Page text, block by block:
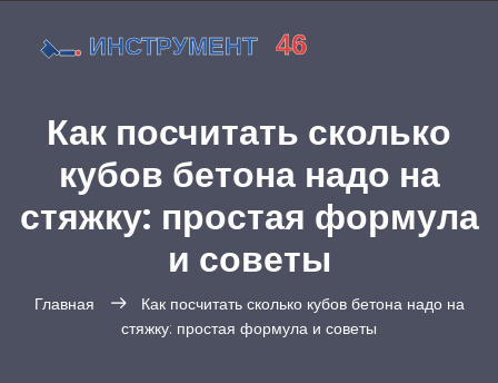
Как посчитать сколько
кубов бетона надо на
стяжку: простая формула
и советы
Главная
Как посчитать сколько кубов бетона надо на
стяжку: простая формула и советы